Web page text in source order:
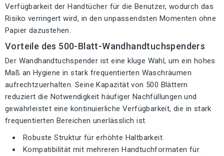
Verfügbarkeit der Handtücher für die Benutzer, wodurch das
Risiko verringert wird, in den unpassendsten Momenten ohne
Papier dazustehen.
Vorteile des 500-Blatt-Wandhandtuchspenders
Der Wandhandtuchspender ist eine kluge Wahl, um ein hohes
Maß an Hygiene in stark frequentierten Waschräumen
aufrechtzuerhalten. Seine Kapazität von 500 Blättern
reduziert die Notwendigkeit häufiger Nachfüllungen und
gewährleistet eine kontinuierliche Verfügbarkeit, die in stark
frequentierten Bereichen unerlässlich ist.
Robuste Struktur für erhöhte Haltbarkeit.
Kompatibilität mit mehreren Handtuchformaten für